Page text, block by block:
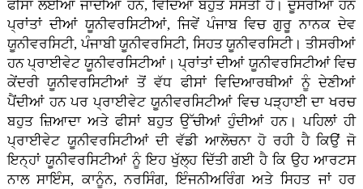
ਫੀਸਾਂ ਲਈਆਂ ਜਾਂਦੀਆਂ ਹਨ, ਵਿੱਦਿਆ ਬਹੁਤ ਸਸਤੀ ਹੈ। ਦੂਸਰੀਆਂ ਹਨ
ਪ੍ਰਾਂਤਾਂ ਦੀਆਂ ਯੂਨੀਵਰਸਿਟੀਆਂ, ਜਿਵੇਂ ਪੰਜਾਬ ਵਿਚ ਗੁਰੂ ਨਾਨਕ ਦੇਵ
ਯੂਨੀਵਰਸਿਟੀ, ਪੰਜਾਬੀ ਯੂਨੀਵਰਸਿਟੀ, ਸਿਹਤ ਯੂਨੀਵਰਸਿਟੀ। ਤੀਸਰੀਆਂ
ਹਨ ਪ੍ਰਾਈਵੇਟ ਯੂਨੀਵਰਸਿਟੀਆਂ। ਪ੍ਰਾਂਤਾਂ ਦੀਆਂ ਯੂਨੀਵਰਸਿਟੀਆਂ ਵਿਚ
ਕੇਂਦਰੀ ਯੂਨੀਵਰਸਿਟੀਆਂ ਤੋਂ ਵੱਧ ਫੀਸਾਂ ਵਿਦਿਆਰਥੀਆਂ ਨੂੰ ਦੇਣੀਆਂ
ਪੈਂਦੀਆਂ ਹਨ ਪਰ ਪ੍ਰਾਈਵੇਟ ਯੂਨੀਵਰਸਿਟੀਆਂ ਵਿਚ ਪੜ੍ਹਾਈ ਦਾ ਖਰਚ
ਬਹੁਤ ਜ਼ਿਆਦਾ ਅਤੇ ਫੀਸਾਂ ਬਹੁਤ ਉੱਚੀਆਂ ਹੁੰਦੀਆਂ ਹਨ। ਪਹਿਲਾਂ ਹੀ
ਪ੍ਰਾਈਵੇਟ ਯੂਨੀਵਰਸਿਟੀਆਂ ਦੀ ਵੱਡੀ ਆਲੋਚਨਾ ਹੋ ਰਹੀ ਹੈ ਕਿਉਂ ਜੋ
ਇਨ੍ਹਾਂ ਯੂਨੀਵਰਸਿਟੀਆਂ ਨੂੰ ਇਹ ਖੁੱਲ੍ਹ ਦਿੱਤੀ ਗਈ ਹੈ ਕਿ ਉਹ ਆਰਟਸ
ਨਾਲ ਸਾਇੰਸ, ਕਾਨੂੰਨ, ਨਰਸਿੰਗ, ਇੰਜਨੀਅਰਿੰਗ ਅਤੇ ਸਿਹਤ ਜਾਂ ਹਰ